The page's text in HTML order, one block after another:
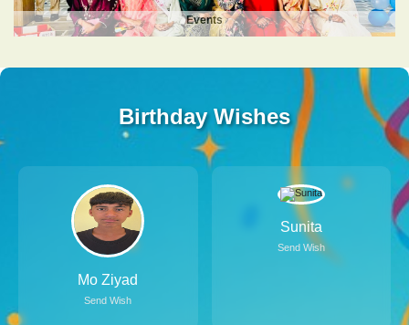
Events
Birthday Wishes
Mo Ziyad
Send Wish
Sunita
Send Wish